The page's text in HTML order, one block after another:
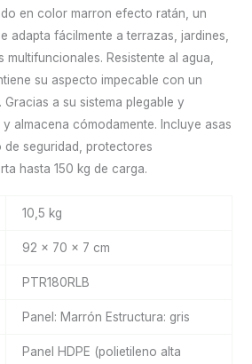
en color marron efecto ratán, un
adapta fácilmente a terrazas, jardines,
Resistente al agua,
su aspecto impecable con un
Gracias a su sistema plegable y
almacena cómodamente. Incluye asas
seguridad, protectores
hasta 150 kg de carga.
10,5 kg
92 × 70 × 7 cm
PTR180RLB
Panel: Marrón Estructura: gris
Panel HDPE (polietileno alta